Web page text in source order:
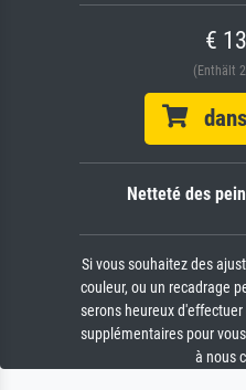
€
(Enthält
dans
Netteté des
Si vous souhaitez des
couleur, ou un recadrage
serons heureux
supplémentaires pour
à nous